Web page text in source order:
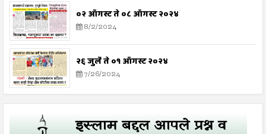
०२ ऑगस्ट ते ०८ ऑगस्ट २०२४
8/2/2024
२६ जुलै ते ०१ ऑगस्ट २०२४
7/26/2024